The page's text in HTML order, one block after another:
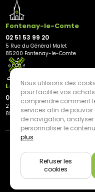
Fontenay-le-Comte
02 51 53 99 20
5 Rue du Général Malet
85200 Fontenay-le-Comte
Les Herbiers
02 21 81 23 11
2 rue des Peupliers
85500 Les Herbiers
Livraison
Plan du site
Nous utilisons des
pour faciliter vos
comprendre comment
services afin de
de navigation, analyser
personnaliser le
plus
Refuser les
cookies